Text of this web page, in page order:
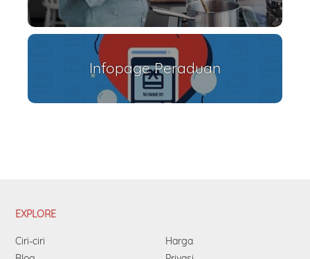
Infopage Peraduan
EXPLORE
Ciri-ciri
Harga